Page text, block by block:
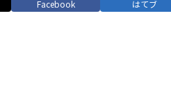
Facebook はてブ